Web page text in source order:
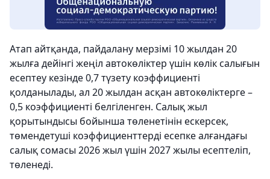
Атап айтқанда, пайдалану мерзімі 10 жылдан 20
жылға дейінгі жеңіл автокөліктер үшін көлік салығын
есептеу кезінде 0,7 түзету коэффициенті
қолданылады, ал 20 жылдан асқан автокөліктерге –
0,5 коэффициенті белгіленген. Салық жыл
қорытындысы бойынша төленетінін ескерсек,
төмендетуші коэффициенттерді есепке алғандағы
салық сомасы 2026 жыл үшін 2027 жылы есептеліп,
төленеді.